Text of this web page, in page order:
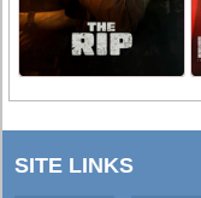
SITE LINKS